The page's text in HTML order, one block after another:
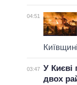
04:51
Київщині
03:47 У Києві
двох